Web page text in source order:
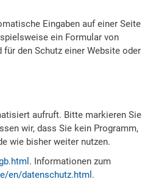
Eingaben auf einer Seite
ein Formular von
den Schutz einer Website oder
aufruft. Bitte markieren Sie
wir, dass Sie kein Programm,
wie bisher weiter nutzen.
. Informationen zum
en/datenschutz.html .